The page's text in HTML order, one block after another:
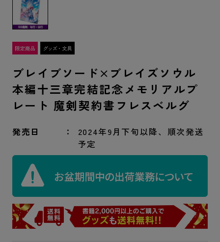
ブレイブソード×ブレイズソウル
本編十三章完結記念メモリアルプ
レート 魔剣契約書フレスベルグ
発売日
2024年9月下旬以降、順次発送
予定